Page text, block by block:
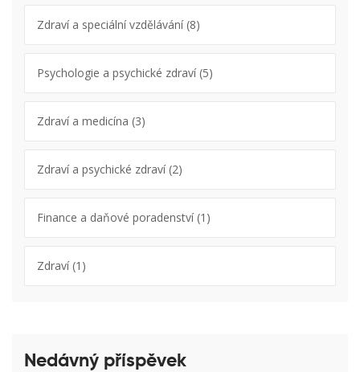
Zdraví a speciální vzdělávání(8)
Psychologie a psychické zdraví(5)
Zdraví a medicína (3)
Zdraví a psychické zdraví(2)
Finance a daňové poradenství(1)
Zdraví(1)
Nedávný příspěvek